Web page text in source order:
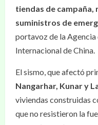
tiendas de
suministros de
portavoz de la
Internacional de China.
El sismo, que afectó
Nangarhar, Kunar y
viviendas construidas
que no resistieron la